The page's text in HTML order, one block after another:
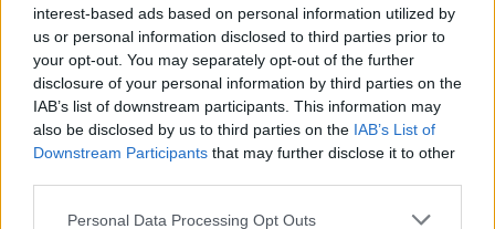
interest-based ads based on personal information utilized by
us or personal information disclosed to third parties prior to
your opt-out. You may separately opt-out of the further
disclosure of your personal information by third parties on the
IAB’s list of downstream participants. This information may
also be disclosed by us to third parties on the IAB’s List of
Downstream Participants that may further disclose it to other
Personal Data Processing Opt Outs
2026. július 28., kedd
Szentségtörő üzenetek és
vandalizmus a medjugorjei Mária-